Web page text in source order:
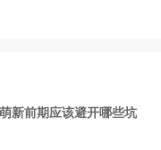
新前期应该避开哪些坑